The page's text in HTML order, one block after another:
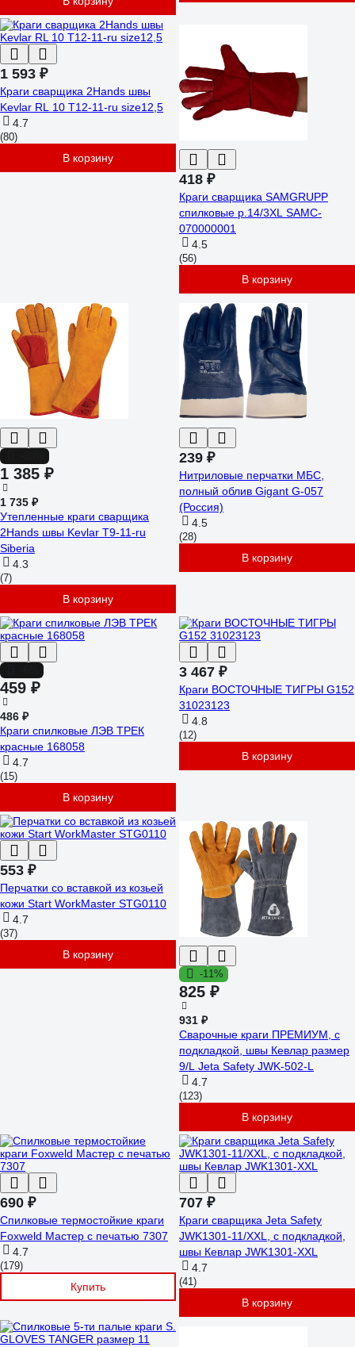
1 593 ₽
Краги сварщика 2Hands швы
Kevlar RL 10 T12-11-ru size12,5
4.7
(80)
В корзину
418 ₽
Краги сварщика SAMGRUPP
спилковые р.14/3XL SAMC-
070000001
4.5
(56)
В корзину
1 385 ₽
1 735 ₽
Утепленные краги сварщика
2Hands швы Kevlar Т9-11-ru
Siberia
4.3
(7)
В корзину
239 ₽
Нитриловые перчатки МБС,
полный облив Gigant G-057
(Россия)
4.5
(28)
В корзину
459 ₽
486 ₽
Краги спилковые ЛЭВ ТРЕК
красные 168058
4.7
(15)
В корзину
3 467 ₽
Краги ВОСТОЧНЫЕ ТИГРЫ G152
31023123
4.8
(12)
В корзину
553 ₽
Перчатки со вставкой из козьей
кожи Start WorkMaster STG0110
4.7
(37)
В корзину
-11%
825 ₽
931 ₽
Сварочные краги ПРЕМИУМ, с
подкладкой, швы Кевлар размер
9/L Jeta Safety JWK-502-L
4.7
(123)
В корзину
690 ₽
Спилковые термостойкие краги
Foxweld Мастер с печатью 7307
4.7
(179)
Купить
707 ₽
Краги сварщика Jeta Safety
JWK1301-11/XXL, с подкладкой,
швы Кевлар JWK1301-XXL
4.7
(41)
В корзину